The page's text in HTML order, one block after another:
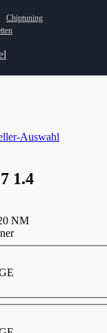
Chiptuning
Auswahl
1.4
NM